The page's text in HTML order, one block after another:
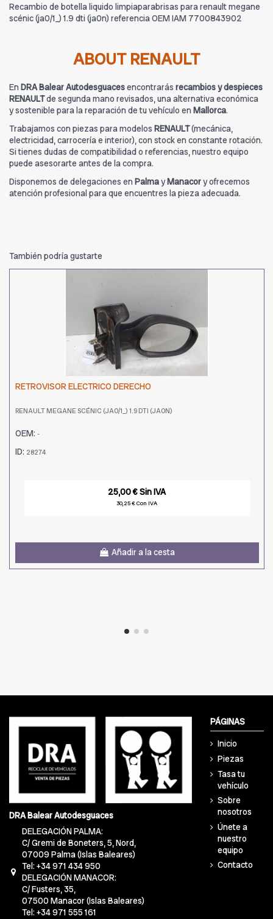
Recambio de botella liquido limpiaparabrisas para renault megane
scénic (ja0/1_) 1.9 dti (ja0n) referencia OEM IAM 7700843902
ABOUT RENAULT
En DRA Balear Autodesguacesencontrarás recambios y despieces
RENAULTde segunda mano revisados, una alternativa económica
y sostenible para la reparación de tu vehículo en Mallorca.
Trabajamos con piezas para modelos RENAULT(mecánica,
electricidad, carrocería e interior), con stock en constante rotación.
Si tienes dudas de compatibilidad o referencias, nuestro equipo
puede asesorarte antes de la compra.
Disponemos de delegaciones en PalmayManacory ofrecemos
atención profesional para que encuentres la pieza adecuada.
También podría gustarte
RETROVISOR ELECTRICO DERECHO
RENAULT MEGANE SCÉNIC (JA0/1_) 1.9 DTI (JA0N)
OEM: -
ID: 28274
25,00 € Sin IVA
30,25 € Con IVA
Añadir a la cesta
DRA Balear Autodesguaces
DELEGACIÓN PALMA:
C/ Gremi de Boneters, 5, Nord,
07009 Palma (Islas Baleares)
Tel: +34 971 434 950
DELEGACIÓN MANACOR:
C/ Fusters, 35,
07500 Manacor (Islas Baleares)
Tel: +34 971 555 161
PÁGINAS
Inicio
Piezas
Tasa tu
vehículo
Sobre
nosotros
Únete a
nuestro
equipo
Contacto